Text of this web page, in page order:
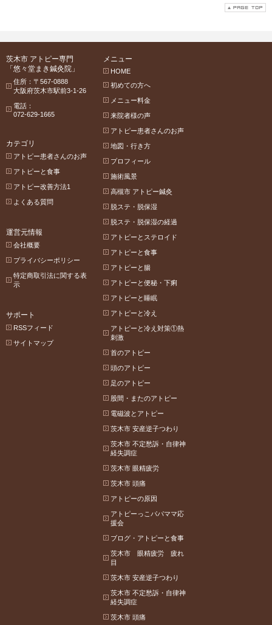
茨木市 アトピー専門
「悠々堂まき鍼灸院」
住所：〒567-0888
大阪府茨木市駅前3-1-26
電話：
072-629-1665
メニュー
HOME
初めての方へ
メニュー料金
来院者様の声
アトピー患者さんのお声
地図・行き方
プロフィール
施術風景
高槻市 アトピー鍼灸
脱ステ・脱保湿
脱ステ・脱保湿の経過
アトピーとステロイド
アトピーと食事
アトピーと腸
アトピーと便秘・下痢
アトピーと睡眠
アトピーと冷え
アトピーと冷え対策①熱
刺激
首のアトピー
頭のアトピー
足のアトピー
股間・またのアトピー
電磁波とアトピー
茨木市 安産逆子つわり
茨木市 不定愁訴・自律神
経失調症
茨木市 眼精疲労
茨木市 頭痛
アトピーの原因
アトピーっこパパママ応
援会
ブログ・アトピーと食事
茨木市 眼精疲労 疲れ
目
茨木市 安産逆子つわり
茨木市 不定愁訴・自律神
経失調症
茨木市 頭痛
カテゴリ
アトピー患者さんのお声
アトピーと食事
アトピー改善方法1
よくある質問
運営元情報
会社概要
プライバシーポリシー
特定商取引法に関する表
示
サポート
RSSフィード
サイトマップ